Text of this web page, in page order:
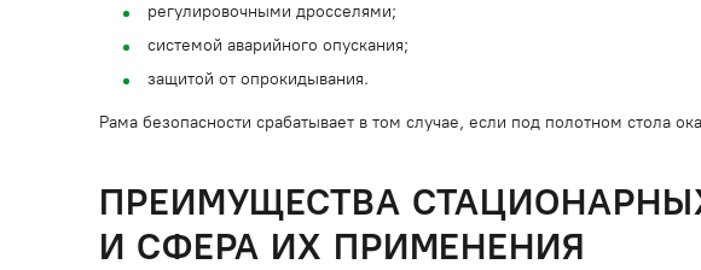
регулировочными дросселями;
системой аварийного опускания;
защитой от опрокидывания.
Рама безопасности срабатывает в том случае, если под полотном стола
ПРЕИМУЩЕСТВА
И СФЕРА ИХ ПРИМЕНЕНИЯ